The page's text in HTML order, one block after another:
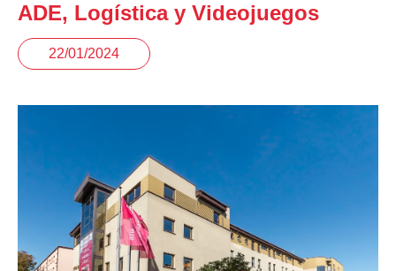
ADE, Logística y Videojuegos
22/01/2024